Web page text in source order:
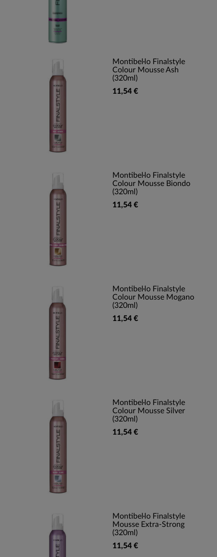
Montibel·lo Finalstyle
Colour Mousse Ash
(320ml)
11,54 €
Montibel·lo Finalstyle
Colour Mousse Biondo
(320ml)
11,54 €
Montibel·lo Finalstyle
Colour Mousse Mogano
(320ml)
11,54 €
Montibel·lo Finalstyle
Colour Mousse Silver
(320ml)
11,54 €
Montibel·lo Finalstyle
Mousse Extra-Strong
(320ml)
11,54 €